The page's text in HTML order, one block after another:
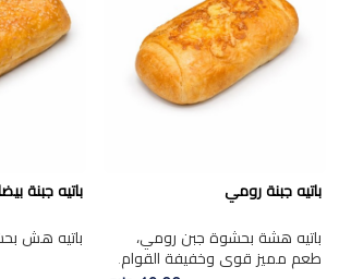
باتيه جبنة رومي
باتيه هشة بحشوة جبن رومي،
طعم مميز قوي وخفيفة القوام.
باتيه جبنة
باتيه هش